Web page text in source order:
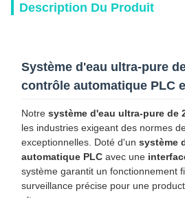
Description Du Produit
Système d'eau ultra-pure
contrôle automatique PLC
Notre système d'eau ultra-pure de
les industries exigeant des normes
exceptionnelles. Doté d'un système
automatique PLC avec une
système garantit un fonctionnement
surveillance précise pour une